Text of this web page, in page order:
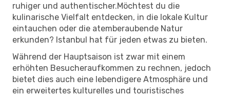
ruhiger und authentischer.Möchtest du die
kulinarische Vielfalt entdecken, in die lokale Kultur
eintauchen oder die atemberaubende Natur
erkunden? Istanbul hat für jeden etwas zu bieten.
Während der Hauptsaison ist zwar mit einem
erhöhten Besucheraufkommen zu rechnen, jedoch
bietet dies auch eine lebendigere Atmosphäre und
ein erweitertes kulturelles und touristisches